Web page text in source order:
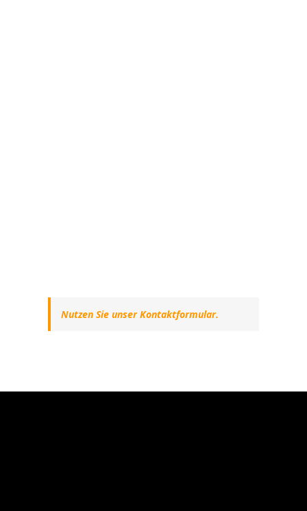
Nutzen Sie unser Kontaktformular.